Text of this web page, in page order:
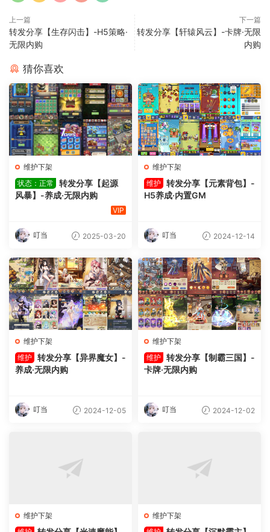
上一篇
转发分享【生存闪击】-H5策略·
无限内购
下一篇
转发分享【轩辕风云】-卡牌·无限
内购
猜你喜欢
维护下架
状态：正常
转发分享【起源
风暴】-养成·无限内购
VIP
叮当 2025-03-20
维护下架
维护 转发分享【元素背包】-
H5养成·内置GM
叮当 2024-12-14
维护下架
维护 转发分享【异界魔女】-
养成·无限内购
叮当 2024-12-05
维护下架
维护 转发分享【制霸三国】-
卡牌·无限内购
叮当 2024-12-02
维护下架
维护下架